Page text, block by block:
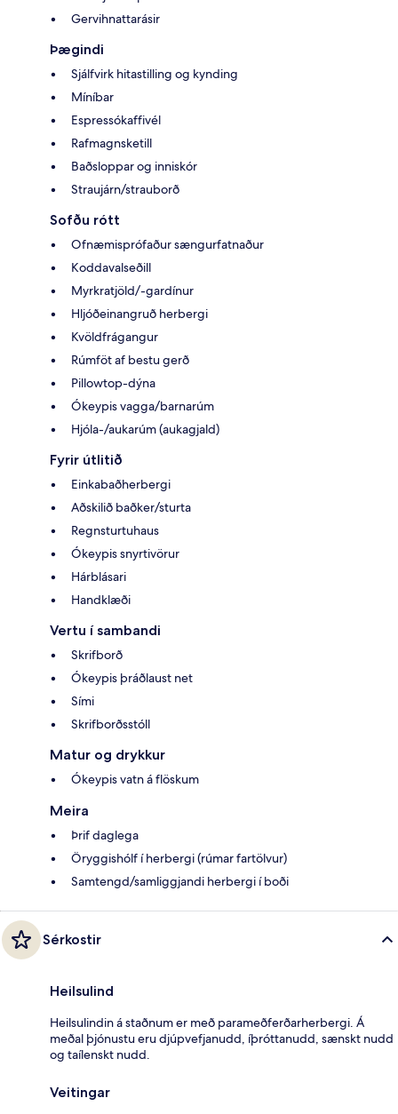
Gervihnattarásir
Þægindi
Sjálfvirk hitastilling og kynding
Míníbar
Espressókaffivél
Rafmagnsketill
Baðsloppar og inniskór
Straujárn/strauborð
Sofðu rótt
Ofnæmisprófaður sængurfatnaður
Koddavalseðill
Myrkratjöld/-gardínur
Hljóðeinangruð herbergi
Kvöldfrágangur
Rúmföt af bestu gerð
Pillowtop-dýna
Ókeypis vagga/barnarúm
Hjóla-/aukarúm (aukagjald)
Fyrir útlitið
Einkabaðherbergi
Aðskilið baðker/sturta
Regnsturtuhaus
Ókeypis snyrtivörur
Hárblásari
Handklæði
Vertu í sambandi
Skrifborð
Ókeypis þráðlaust net
Sími
Skrifborðsstóll
Matur og drykkur
Ókeypis vatn á flöskum
Meira
Þrif daglega
Öryggishólf í herbergi (rúmar fartölvur)
Samtengd/samliggjandi herbergi í boði
Sérkostir
Heilsulind
Heilsulindin á staðnum er með parameðferðarherbergi. Á
meðal þjónustu eru djúpvefjanudd, íþróttanudd, sænskt nudd
og taílenskt nudd.
Veitingar